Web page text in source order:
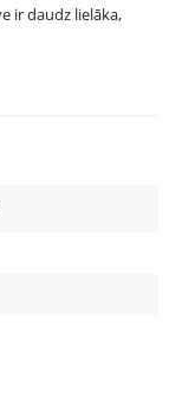
ir daudz lielāka,